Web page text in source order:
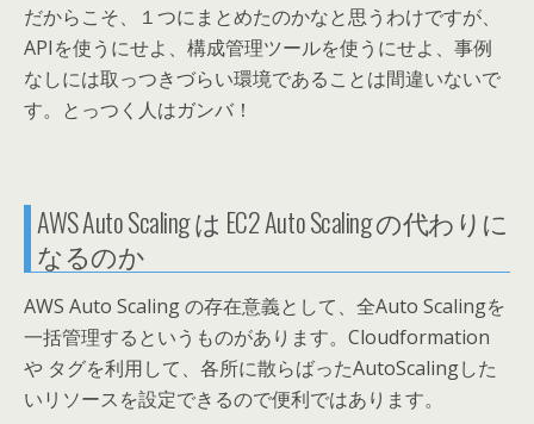
だからこそ、１つにまとめたのかなと思うわけですが、
APIを使うにせよ、構成管理ツールを使うにせよ、事例
なしには取っつきづらい環境であることは間違いないで
す。とっつく人はガンバ！
AWS Auto Scaling は EC2 Auto Scaling の代わりに
なるのか
AWS Auto Scaling の存在意義として、全Auto Scalingを
一括管理するというものがあります。Cloudformation
や タグを利用して、各所に散らばったAutoScalingした
いリソースを設定できるので便利ではあります。